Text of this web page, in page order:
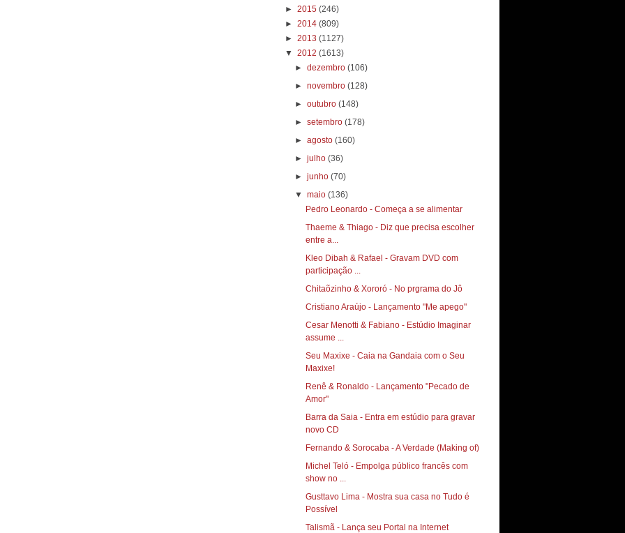
► 2015 (246)
► 2014 (809)
► 2013 (1127)
▼ 2012 (1613)
►dezembro(106)
►novembro(128)
►outubro(148)
►setembro(178)
►agosto(160)
►julho(36)
►junho(70)
▼maio(136)
Pedro Leonardo - Começa a se alimentar
Thaeme & Thiago - Diz que precisa escolher
entre a...
Kleo Dibah & Rafael - Gravam DVD com
participação ...
Chitaõzinho & Xororó - No prgrama do Jô
Cristiano Araújo - Lançamento "Me apego"
Cesar Menotti & Fabiano - Estúdio Imaginar
assume ...
Seu Maxixe - Caia na Gandaia com o Seu
Maxixe!
Renê & Ronaldo - Lançamento "Pecado de
Amor"
Barra da Saia - Entra em estúdio para gravar
novo CD
Fernando & Sorocaba - A Verdade (Making of)
Michel Teló - Empolga público francês com
show no ...
Gusttavo Lima - Mostra sua casa no Tudo é
Possível
Talismã - Lança seu Portal na Internet‏